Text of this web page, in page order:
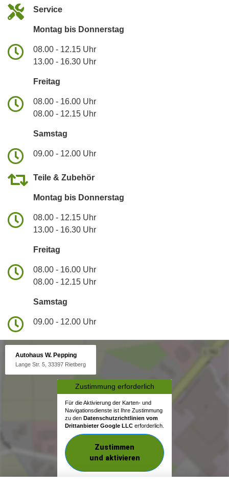
Service
Montag bis Donnerstag
08.00 - 12.15 Uhr
13.00 - 16.30 Uhr
Freitag
08.00 - 16.00 Uhr
08.00 - 12.15 Uhr
Samstag
09.00 - 12.00 Uhr
Teile & Zubehör
Montag bis Donnerstag
08.00 - 12.15 Uhr
13.00 - 16.30 Uhr
Freitag
08.00 - 16.00 Uhr
08.00 - 12.15 Uhr
Samstag
09.00 - 12.00 Uhr
Autohaus W. Pepping
Lange Str. 5, 33397 Rietberg
Zustimmung erforderlich
Für die Aktivierung der Karten- und
Navigationsdienste ist Ihre Zustimmung
zu den Datenschutzrichtlinien vom
Drittanbieter Google LLC erforderlich.
Zustimmen
und aktivieren